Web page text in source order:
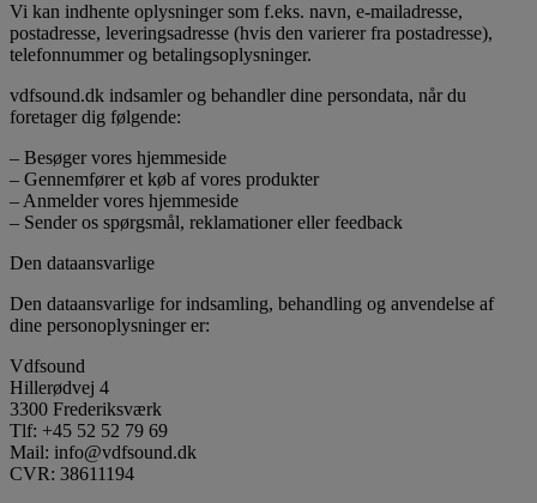
Vi kan indhente oplysninger som f.eks. navn, e-mailadresse,
postadresse, leveringsadresse (hvis den varierer fra postadresse),
telefonnummer og betalingsoplysninger.
vdfsound.dk indsamler og behandler dine persondata, når du
foretager dig følgende:
– Besøger vores hjemmeside
– Gennemfører et køb af vores produkter
– Anmelder vores hjemmeside
– Sender os spørgsmål, reklamationer eller feedback
Den dataansvarlige
Den dataansvarlige for indsamling, behandling og anvendelse af
dine personoplysninger er:
Vdfsound
Hillerødvej 4
3300 Frederiksværk
Tlf: +45 52 52 79 69
Mail: info@vdfsound.dk
CVR: 38611194